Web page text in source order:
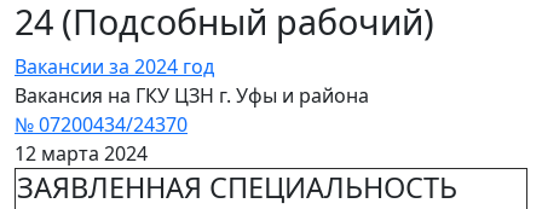
24 (Подсобный рабочий)
Вакансии за 2024 год
Вакансия на ГКУ ЦЗН г. Уфы и района
№ 07200434/24370
12 марта 2024
ЗАЯВЛЕННАЯ СПЕЦИАЛЬНОСТЬ